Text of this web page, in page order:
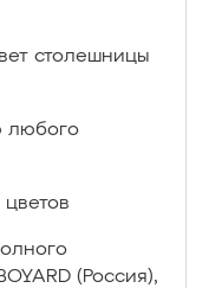
столешницы
любого
(Россия),